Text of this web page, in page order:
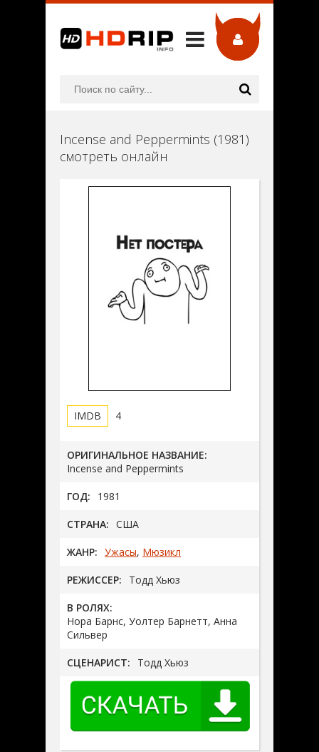
Incense and Peppermints (1981)
смотреть онлайн
4
ОРИГИНАЛЬНОЕ НАЗВАНИЕ:
Incense and Peppermints
ГОД: 1981
СТРАНА: США
ЖАНР: Ужасы, Мюзикл
РЕЖИССЕР: Тодд Хьюз
В РОЛЯХ:
Нора Барнс, Уолтер Барнетт, Анна
Сильвер
СЦЕНАРИСТ: Тодд Хьюз